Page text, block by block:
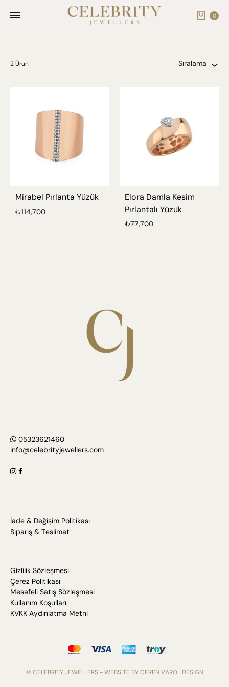
Cart
0
2 Ürün Sıralama
Mirabel Pırlanta Yüzük
₺114,700
Elora Damla Kesim
Pırlantalı Yüzük
₺77,700
05323621460
info@celebrityjewellers.com
İade & Değişim Politikası
Sipariş & Teslimat
Gizlilik Sözleşmesi
Çerez Politikası
Mesafeli Satış Sözleşmesi
Kullanım Koşulları
KVKK Aydınlatma Metni
© CELEBRITY JEWELLERS - WEBSITE BYCEREN VAROL DESIGN